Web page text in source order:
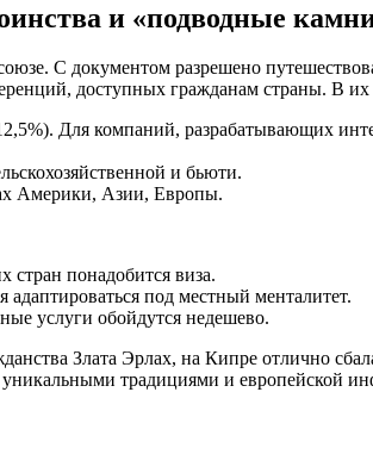
и «подводные
С документом разрешено
доступных гражданам страны. В их
Для компаний, разрабатывающих
и бьюти.
Америки, Азии, Европы.
понадобится виза.
под местный менталитет.
услуги обойдутся недешево.
Злата Эрлах, на Кипре отлично
традициями и европейской